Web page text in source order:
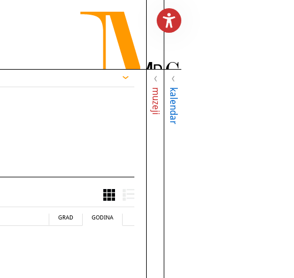
muzeji kalendar
GRAD GODINA